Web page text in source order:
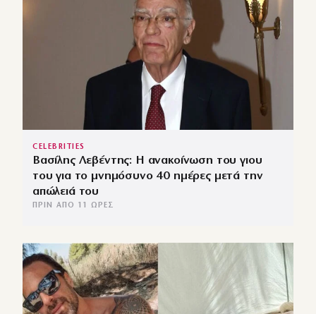
CELEBRITIES
Βασίλης Λεβέντης: Η ανακοίνωση του γιου
του για το μνημόσυνο 40 ημέρες μετά την
απώλειά του
ΠΡΙΝ ΑΠΌ 11 ΏΡΕΣ